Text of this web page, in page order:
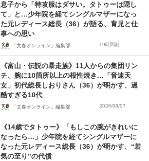
息子から「特攻服はダサい。タトゥーは隠し
て」と…少年院を経てシングルマザーになっ
た元レディース総長（36）が語る、育児と仕
事への思い
「文春オンライン」編集部 19時間前
《富山・伝説の暴走族》11人からの集団リン
チ、腕に10箇所以上の根性焼き…「音速天
女」初代総長しおりさん（36）が明かす、過
酷すぎる10代
「文春オンライン」編集部 2026/08/07
《14歳でタトゥー》「もしこの腕がきれいに
なったら…」少年院を経てシングルマザーに
なった元レディース総長（36）が明かす、“若
気の至り”の代償